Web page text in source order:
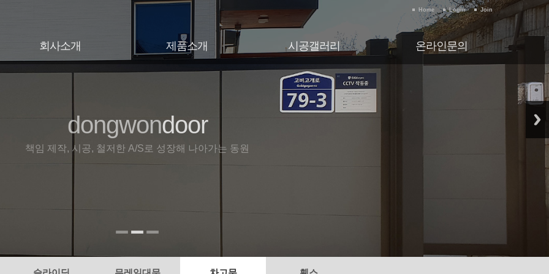
Home Login Join
회사소개
인사말
제품소개
차고문
휀스
시공갤러리
시공갤러리
온라인문의
door
dongwondoor
책임 제작, 시공, 철저한 A/S로 성장해 나아가는 동원
door